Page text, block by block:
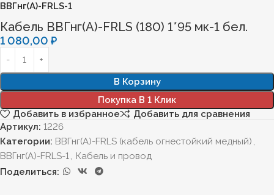
ВВГнг(А)-FRLS-1
Кабель ВВГнг(А)-FRLS (180) 1*95 мк-1 бел.
1 080,00 ₽
В Корзину
Покупка В 1 Клик
Добавить в избранное
Добавить для сравнения
Артикул: 1226
Категории: ВВГнг(А)-FRLS (кабель огнестойкий медный) ,
ВВГнг(А)-FRLS-1, Кабель и провод
Поделиться: